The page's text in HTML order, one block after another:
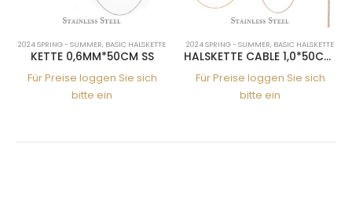
- SUMMER,BASIC HALSKETTE
0,6MM*50CM SS
loggen Sie sich
2024 SPRING - SUMMER,BASIC HALSKETTE
HALSKETTE CABLE 1,0*50CM 316L RGSSA
Für Preise loggen Sie sich
2024
KETTE
Für